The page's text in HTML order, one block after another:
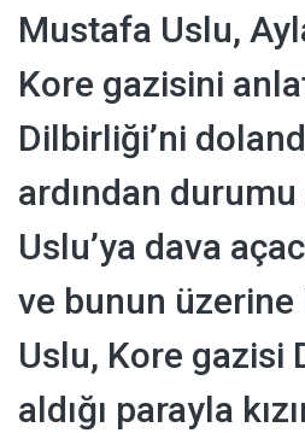
Mustafa Uslu,
Kore gazisini
Dilbirliği’ni
ardından durumu
Uslu’ya dava
ve bunun
Uslu, Kore gazisi
aldığı parayla